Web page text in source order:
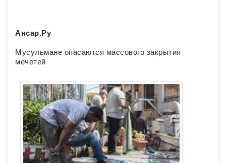
Ансар.Ру
Мусульмане опасаются массового закрытия
мечетей